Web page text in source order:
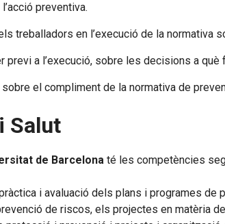
preventiva.
treballadors en l’execució de la normativa
previ a l’execució, sobre les decisions a
el compliment de la normativa de
Salut
de Barcelona té les competències
i avaluació dels plans i programes
de riscos, els projectes en matèria